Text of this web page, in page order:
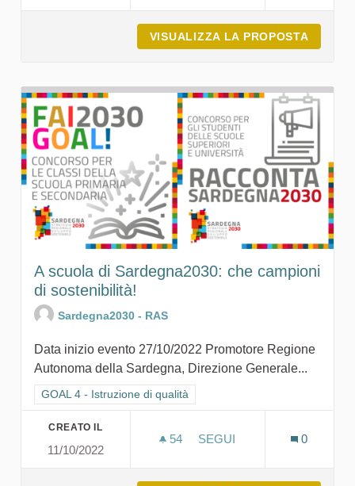
VISUALIZZA LA PROPOSTA
A scuola di Sardegna2030: che campioni
di sostenibilità!
Sardegna2030 - RAS
Data inizio evento 27/10/2022 Promotore Regione
Autonoma della Sardegna, Direzione Generale...
Filtra i risultati per categoria: GOAL 4 - Istruzione di qualità
GOAL 4 - Istruzione di qualità
CREATO IL
11/10/2022
54 54 SOSTENITORI
SEGUI
0